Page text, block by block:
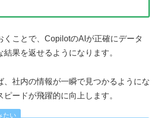
くことで、CopilotのAIが正確にデータ
結果を返せるようになります。
、社内の情報が一瞬で見つかるようにな
ピードが飛躍的に向上します。